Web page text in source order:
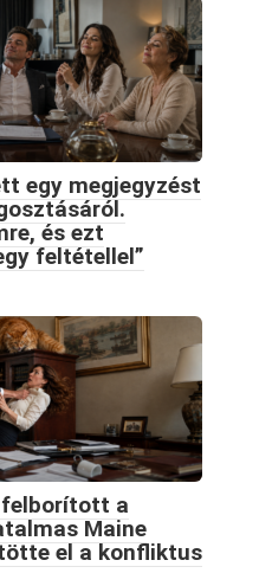
egy megjegyzést
és ezt
feltétellel”
felborított a
Maine
el a konfliktus